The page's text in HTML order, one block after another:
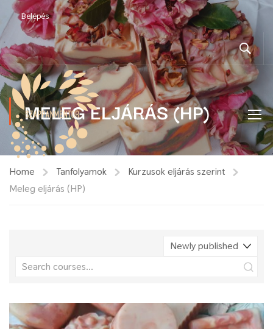
Belépés
MELEG ELJÁRÁS (HP)
Home Tanfolyamok
Kurzusok eljárás szerint
Meleg eljárás (HP)